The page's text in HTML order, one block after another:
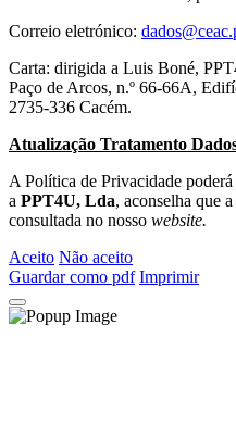
Correio eletrónico:
Carta: dirigida a Luis Boné,
Paço de Arcos, n.º 66-66A,
2735-336 Cacém.
Atualização Tratamento
A Política de Privacidade
a PPT4U, Lda, aconselha que
consultada no nosso website.
Aceito Não aceito
Guardar como pdf Imprimir